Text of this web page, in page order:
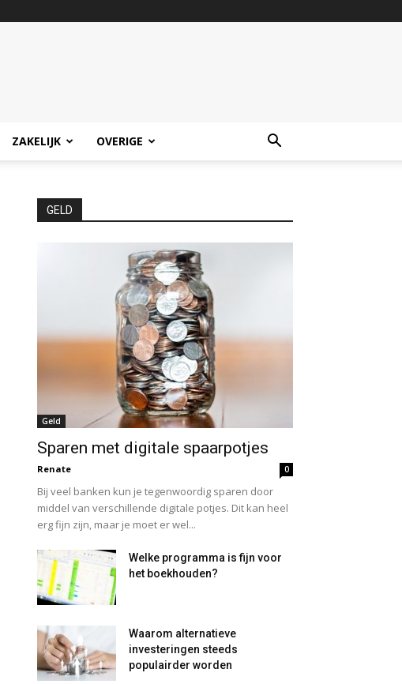
ZAKELIJK OVERIGE
GELD
Geld
Sparen met digitale spaarpotjes
Renate 0
Bij veel banken kun je tegenwoordig sparen door
middel van verschillende digitale potjes. Dit kan heel
erg fijn zijn, maar je moet er wel...
Welke programma is fijn voor
het boekhouden?
Waarom alternatieve
investeringen steeds
populairder worden